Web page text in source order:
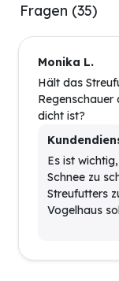
Fragen (35)
Monika L.
Hält das
Regenschauer
dicht ist?
Es ist
Schnee zu
Streufutters
Vogelhaus